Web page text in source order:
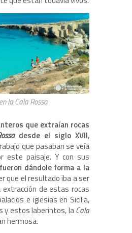
la Cala Rossa
que extraían rocas
desde el siglo XVII,
que pasaban se veía
este paisaje. Y con sus
fueron dándole forma a la
que el resultado iba a ser
extracción de estas rocas
e iglesias en Sicilia,
y estos laberintos, laCala
hermosa.